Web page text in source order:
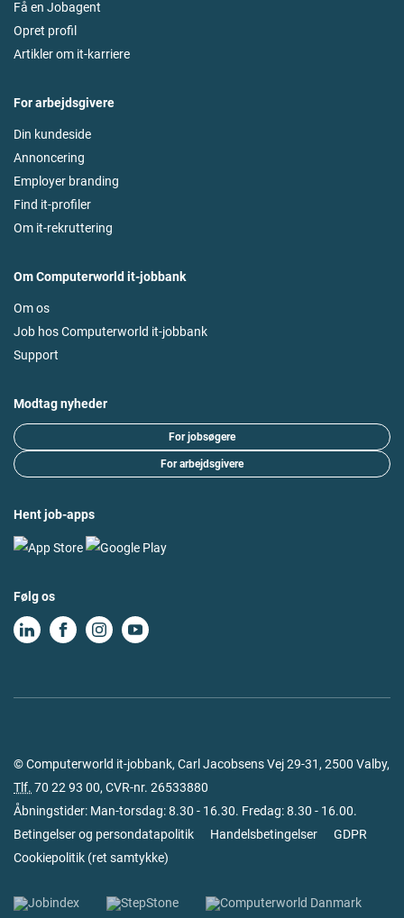
Få en Jobagent
Opret profil
Artikler om it-karriere
For arbejdsgivere
Din kundeside
Annoncering
Employer branding
Find it-profiler
Om it-rekruttering
Om Computerworld it-jobbank
Om os
Job hos Computerworld it-jobbank
Support
Modtag nyheder
For jobsøgere
For arbejdsgivere
Hent job-apps
Følg os
© Computerworld it-jobbank, Carl Jacobsens Vej 29-31, 2500 Valby,
Tlf. 70 22 93 00, CVR-nr. 26533880
Åbningstider: Man-torsdag: 8.30 - 16.30. Fredag: 8.30 - 16.00.
Betingelser og persondatapolitik
Handelsbetingelser
GDPR
Cookiepolitik (ret samtykke)